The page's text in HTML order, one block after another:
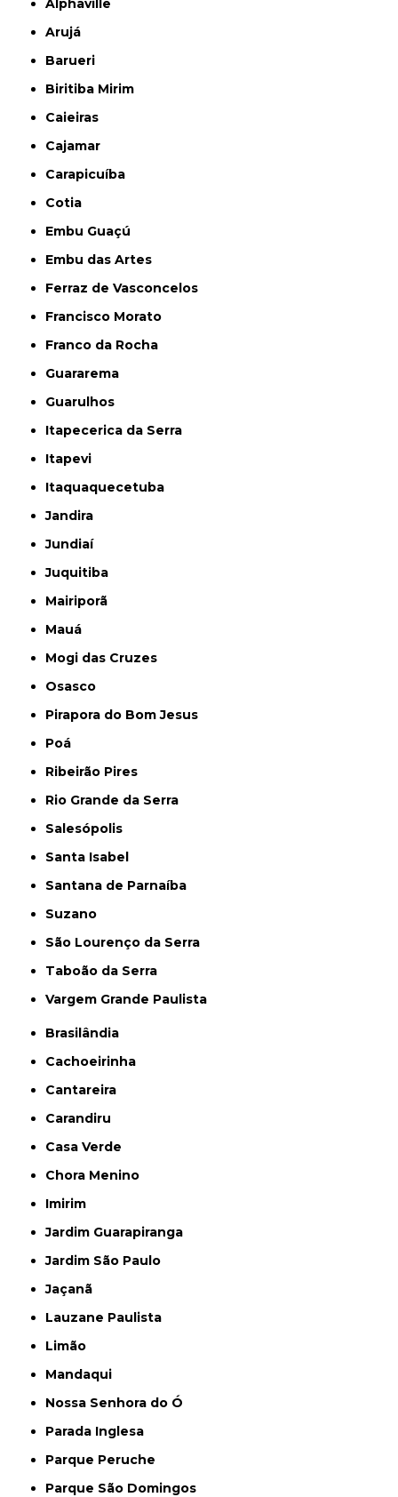
Alphaville
Arujá
Barueri
Biritiba Mirim
Caieiras
Cajamar
Carapicuíba
Cotia
Embu Guaçú
Embu das Artes
Ferraz de Vasconcelos
Francisco Morato
Franco da Rocha
Guararema
Guarulhos
Itapecerica da Serra
Itapevi
Itaquaquecetuba
Jandira
Jundiaí
Juquitiba
Mairiporã
Mauá
Mogi das Cruzes
Osasco
Pirapora do Bom Jesus
Poá
Ribeirão Pires
Rio Grande da Serra
Salesópolis
Santa Isabel
Santana de Parnaíba
Suzano
São Lourenço da Serra
Taboão da Serra
Vargem Grande Paulista
Brasilândia
Cachoeirinha
Cantareira
Carandiru
Casa Verde
Chora Menino
Imirim
Jardim Guarapiranga
Jardim São Paulo
Jaçanã
Lauzane Paulista
Limão
Mandaqui
Nossa Senhora do Ó
Parada Inglesa
Parque Peruche
Parque São Domingos